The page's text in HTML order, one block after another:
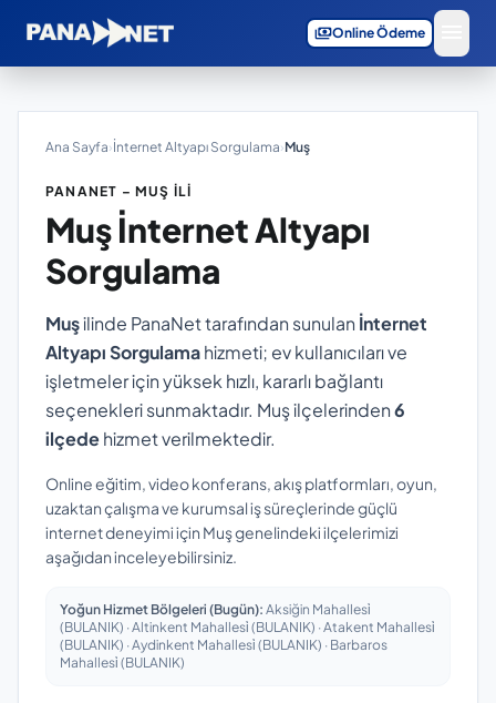
paymentsOnline Ödeme
Ana Sayfa›İnternet Altyapı Sorgulama›Muş
PANANET – MUŞ İLI
Muşİnternet Altyapı
Sorgulama
Muşilinde PanaNet tarafından sunulan İnternet
Altyapı Sorgulamahizmeti; ev kullanıcıları ve
işletmeler için yüksek hızlı, kararlı bağlantı
seçenekleri sunmaktadır. Muş ilçelerinden6
ilçedehizmet verilmektedir.
Online eğitim, video konferans, akış platformları, oyun,
uzaktan çalışma ve kurumsal iş süreçlerinde güçlü
internet deneyimi için Muş genelindeki ilçelerimizi
aşağıdan inceleyebilirsiniz.
Yoğun Hizmet Bölgeleri (Bugün): Aksiğin Mahallesi̇
(BULANIK) · Altinkent Mahallesi̇ (BULANIK) · Atakent Mahallesi̇
(BULANIK) · Aydinkent Mahallesi̇ (BULANIK) · Barbaros
Mahallesi̇ (BULANIK)